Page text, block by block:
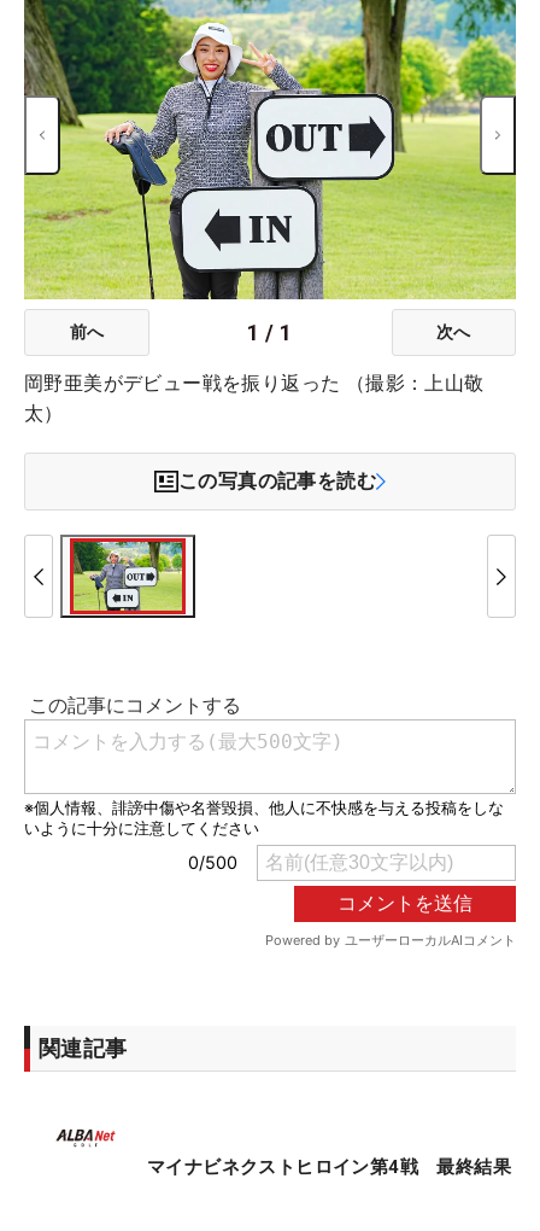
前へ 1 / 1 次へ
岡野亜美がデビュー戦を振り返った （撮影：上山敬
太）
この写真の記事を読む
関連記事
マイナビネクストヒロイン第4戦 最終結果